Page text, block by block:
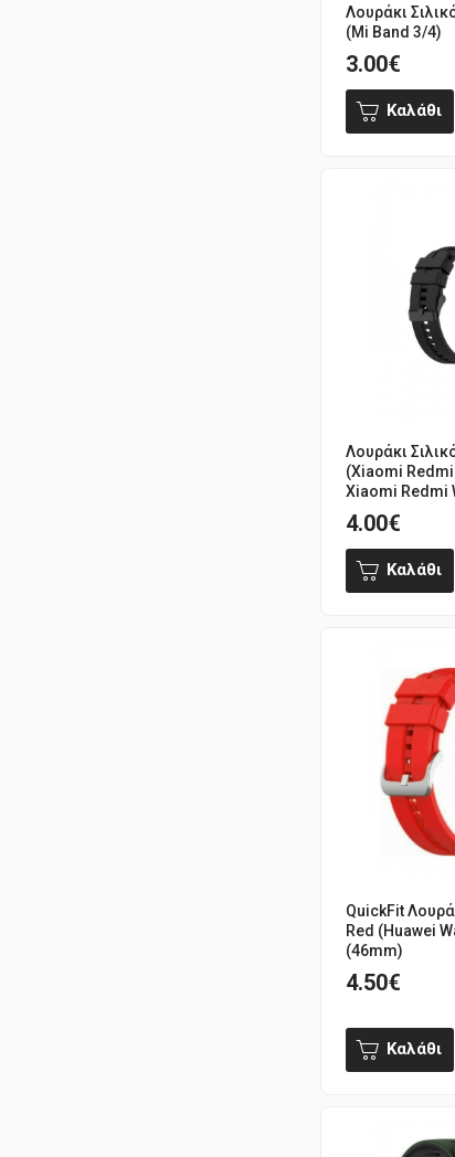
Λουράκι
(Mi Band 3/4)
3.00€
Καλάθι
Λουράκι
(Xiaomi
Xiaomi Redmi
4.00€
Καλάθι
QuickFit
Red (Huawei
(46mm)
4.50€
Καλάθι